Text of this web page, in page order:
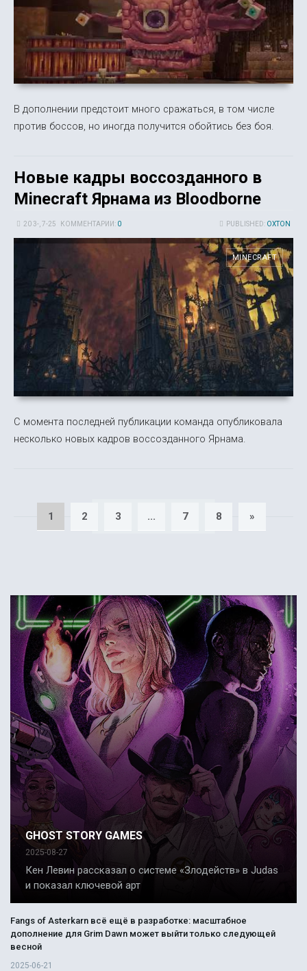
В дополнении предстоит много сражаться, в том числе
против боссов, но иногда получится обойтись без боя.
Новые кадры воссозданного в
Minecraft Ярнама из Bloodborne
PUBLISHED: OXTON
20 3-, 7-25 КОММЕНТАРИИ: 0
MINECRAFT
С момента последней публикации команда опубликовала
несколько новых кадров воссозданного Ярнама.
1 2 3 ... 7 8 »
GHOST STORY GAMES
2025-08-27
Кен Левин рассказал о системе «Злодейств» в Judas
и показал ключевой арт
Fangs of Asterkarn всё ещё в разработке: масштабное
дополнение для Grim Dawn может выйти только следующей
весной
2025-06-21